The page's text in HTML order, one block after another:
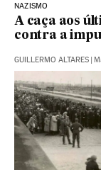
NAZISMO
A caça aos
contra a
GUILLERMO ALTARES |